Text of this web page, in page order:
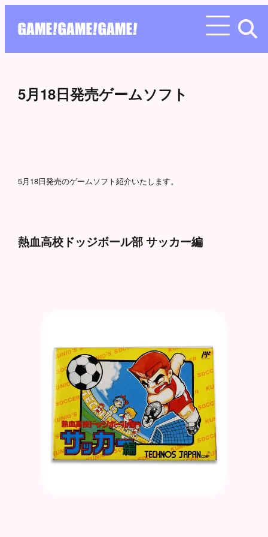
5月18日発売ゲームソフト
5月18日発売のゲームソフト紹介いたします。
熱血高校ドッジボール部 サッカー編